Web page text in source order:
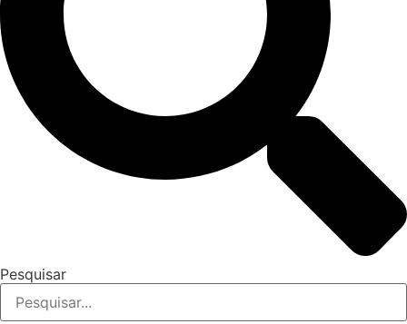
Pesquisar